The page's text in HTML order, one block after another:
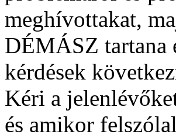
meghívottakat,
DÉMÁSZ tartana
kérdések
Kéri a
és amikor